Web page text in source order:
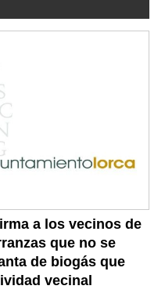
a los vecinos de
que no se
de biogás que
vecinal